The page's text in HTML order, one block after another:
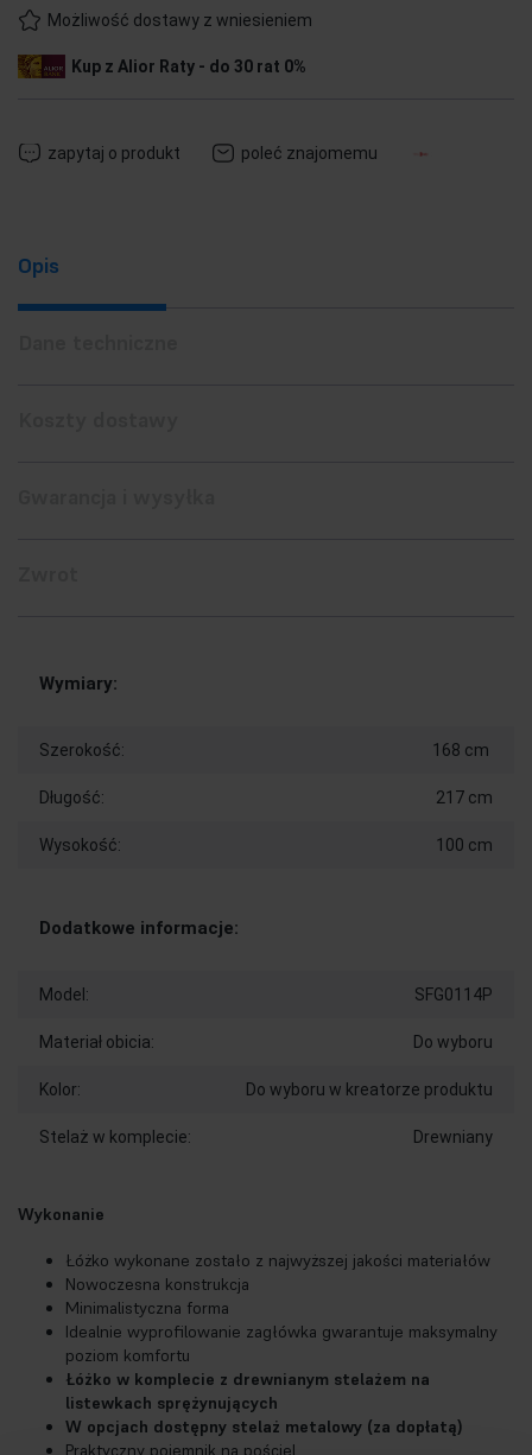
Możliwość dostawy z wniesieniem
Kup z Alior Raty - do 30 rat 0%
zapytaj o produkt poleć znajomemu
Opis
Wymiary:
Szerokość: 168 cm
Długość: 217 cm
Wysokość: 100 cm
Dodatkowe informacje:
Model: SFG0114P
Materiał obicia: Do wyboru
Kolor: Do wyboru w kreatorze produktu
Stelaż w komplecie: Drewniany
Wykonanie
Łóżko wykonane zostało z najwyższej jakości materiałów
Nowoczesna konstrukcja
Minimalistyczna forma
Idealnie wyprofilowanie zagłówka gwarantuje maksymalny
poziom komfortu
Łóżko w komplecie z drewnianym stelażem na
listewkach sprężynujących
W opcjach dostępny stelaż metalowy (za dopłatą)
Praktyczny pojemnik na pościel